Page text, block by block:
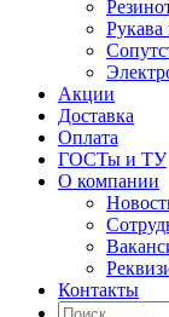
Акции
Доставка
Оплата
ГОСТы и ТУ
О компании
Контакты